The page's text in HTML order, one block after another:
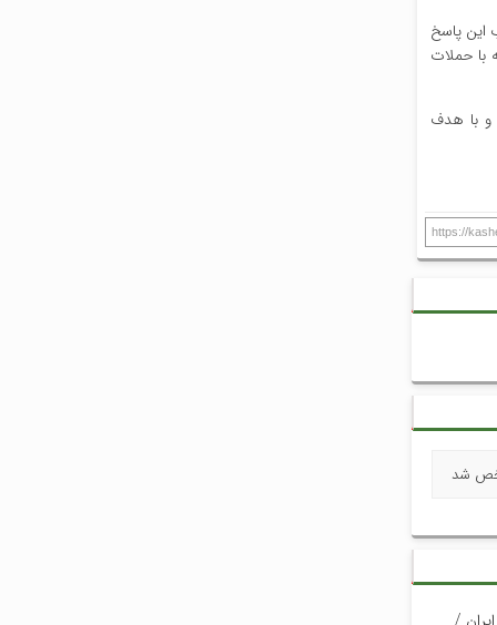
این پاسخ
با حملات
۵۱ منشور سازمان ملل متحد و با هدف
https://
شد